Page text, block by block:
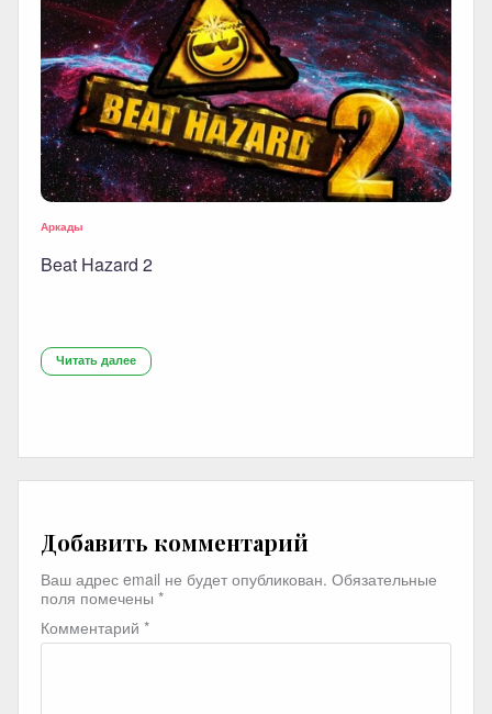
Аркады
Beat Hazard 2
Читать далее
Добавить комментарий
Ваш адрес email не будет опубликован. Обязательные
поля помечены *
Комментарий *